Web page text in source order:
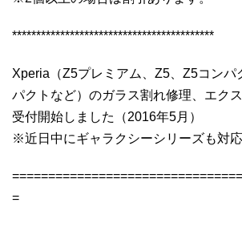
******************************************
Xperia（Z5プレミアム、Z5、Z5コンパ
パクトなど）のガラス割れ修理、エク
受付開始しました（2016年5月）
※近日中にギャラクシーシリーズも対
=